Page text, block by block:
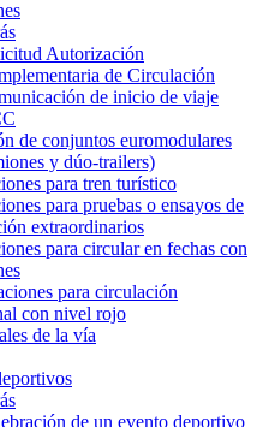
Autorización
de Circulación
de inicio de viaje
de conjuntos euromodulares
y dúo-trailers)
para tren turístico
para pruebas o ensayos de
extraordinarios
para circular en fechas con
para circulación
con nivel rojo
de la vía
de un evento deportivo